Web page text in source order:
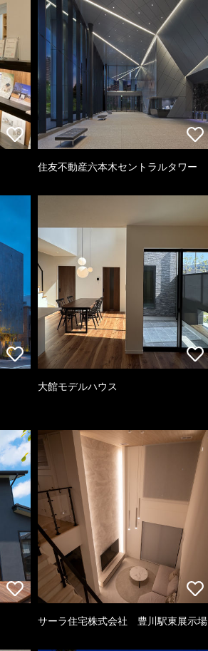
住友不動産六本木セントラルタワー
大館モデルハウス
サーラ住宅株式会社 豊川駅東展示場